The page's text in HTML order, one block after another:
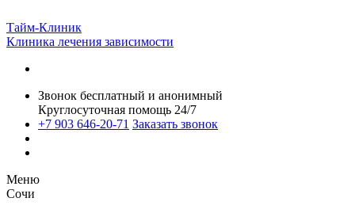
Тайм-Клиник
Клиника лечения зависимости
Звонок бесплатный и анонимный
Круглосуточная помощь 24/7
+7 903 646-20-71 Заказать звонок
Меню
Сочи